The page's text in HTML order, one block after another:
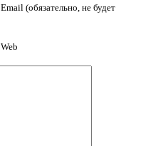
Email (обязательно, не будет
Web